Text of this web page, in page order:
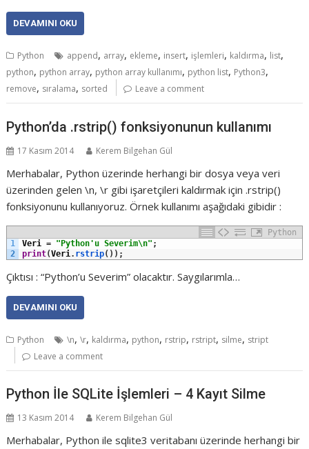
DEVAMINI OKU
Python append, array, ekleme, insert, işlemleri, kaldırma, list,
python, python array, python array kullanımı, python list, Python3,
remove, sıralama, sorted Leave a comment
Python’da .rstrip() fonksiyonunun kullanımı
17 Kasım 2014 Kerem Bilgehan Gül
Merhabalar, Python üzerinde herhangi bir dosya veya veri
üzerinden gelen \n, \r gibi işaretçileri kaldırmak için .rstrip()
fonksiyonunu kullanıyoruz. Örnek kullanımı aşağıdaki gibidir :
Python
1
2
Veri = "Python'u Severim\n" ;
print(Veri . rstrip( ) ) ;
Çıktısı : “Python’u Severim” olacaktır. Saygılarımla…
DEVAMINI OKU
Python \n,\r, kaldırma, python, rstrip, rstript, silme, stript
Leave a comment
Python İle SQLite İşlemleri – 4 Kayıt Silme
13 Kasım 2014 Kerem Bilgehan Gül
Merhabalar, Python ile sqlite3 veritabanı üzerinde herhangi bir